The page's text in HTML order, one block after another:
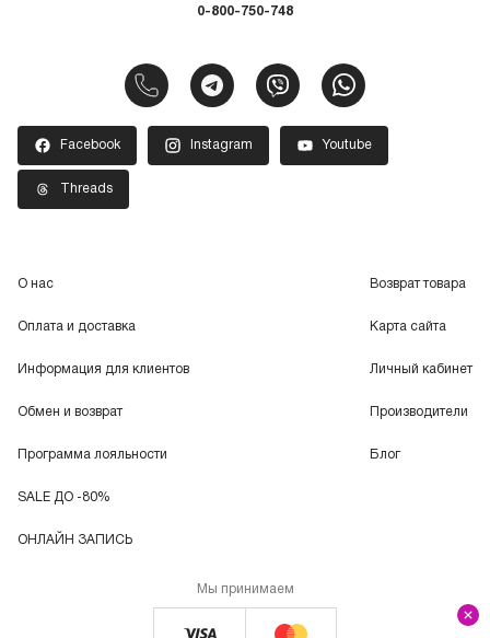
0-800-750-748
Facebook Instagram Youtube
Threads
О нас
Оплата и доставка
Информация для клиентов
Обмен и возврат
Программа лояльности
SALE ДО -80%
ОНЛАЙН ЗАПИСЬ
Возврат товара
Карта сайта
Личный кабинет
Производители
Блог
Мы принимаем